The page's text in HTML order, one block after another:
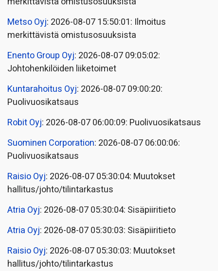
Metso Oyj: 2026-08-07 15:50:01: Ilmoitus
merkittävistä omistusosuuksista
Enento Group Oyj: 2026-08-07 09:05:02:
Johtohenkilöiden liiketoimet
Kuntarahoitus Oyj: 2026-08-07 09:00:20:
Puolivuosikatsaus
Robit Oyj: 2026-08-07 06:00:09: Puolivuosikatsaus
Suominen Corporation: 2026-08-07 06:00:06:
Puolivuosikatsaus
Raisio Oyj: 2026-08-07 05:30:04: Muutokset
hallitus/johto/tilintarkastus
Atria Oyj: 2026-08-07 05:30:04: Sisäpiiritieto
Atria Oyj: 2026-08-07 05:30:03: Sisäpiiritieto
Raisio Oyj: 2026-08-07 05:30:03: Muutokset
hallitus/johto/tilintarkastus